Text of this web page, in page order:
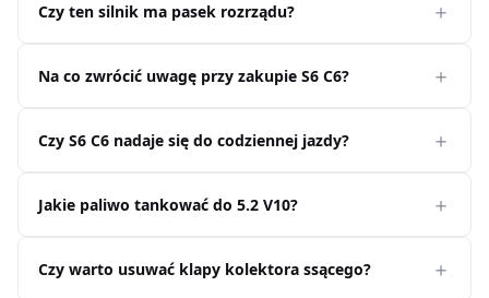
Czy ten silnik ma pasek rozrządu?
Na co zwrócić uwagę przy zakupie S6 C6?
Czy S6 C6 nadaje się do codziennej jazdy?
Jakie paliwo tankować do 5.2 V10?
Czy warto usuwać klapy kolektora ssącego?